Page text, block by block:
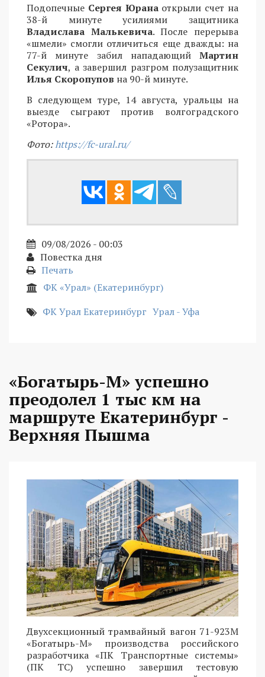
Подопечные Сергея Юрана открыли счет на
38-й минуте усилиями защитника
Владислава Малькевича. После перерыва
«шмели» смогли отличиться еще дважды: на
77-й минуте забил нападающий Мартин
Секулич, а завершил разгром полузащитник
Илья Скоропупов на 90-й минуте.
В следующем туре, 14 августа, уральцы на
выезде сыграют против волгоградского
«Ротора».
Фото:https://fc-ural.ru/
09/08/2026 - 00:03
Повестка дня
Печать
ФК «Урал» (Екатеринбург)
ФК Урал Екатеринбург Урал - Уфа
«Богатырь-М» успешно
преодолел 1 тыс км на
маршруте Екатеринбург -
Верхняя Пышма
Двухсекционный трамвайный вагон 71-923М
«Богатырь-М» производства российского
разработчика «ПК Транспортные системы»
(ПК ТС) успешно завершил тестовую